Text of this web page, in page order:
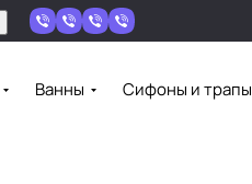
Ванны Сифоны и трапы